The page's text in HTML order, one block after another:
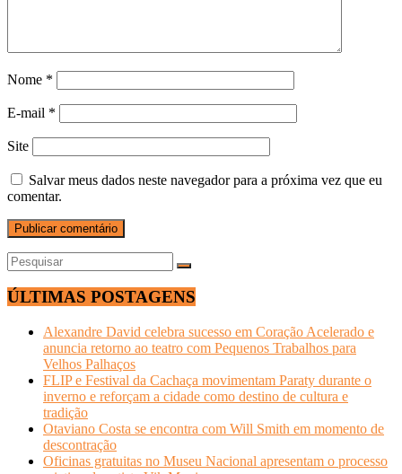
Nome *
E-mail *
Site
Salvar meus dados neste navegador para a próxima vez que eu
comentar.
ÚLTIMAS POSTAGENS
Alexandre David celebra sucesso em Coração Acelerado e
anuncia retorno ao teatro com Pequenos Trabalhos para
Velhos Palhaços
FLIP e Festival da Cachaça movimentam Paraty durante o
inverno e reforçam a cidade como destino de cultura e
tradição
Otaviano Costa se encontra com Will Smith em momento de
descontração
Oficinas gratuitas no Museu Nacional apresentam o processo